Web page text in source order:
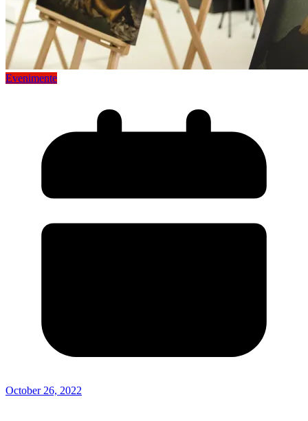
Evenimente
October 26, 2022